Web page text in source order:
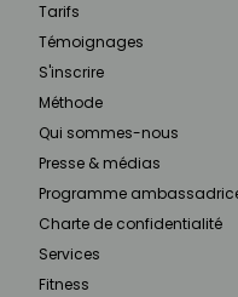
Tarifs
Témoignages
S'inscrire
Méthode
Qui sommes-nous
Presse & médias
Programme
Charte de confidentialité
Services
Fitness